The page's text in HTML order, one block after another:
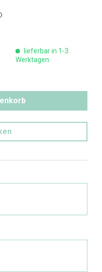
lieferbar in 1-3
Werktagen